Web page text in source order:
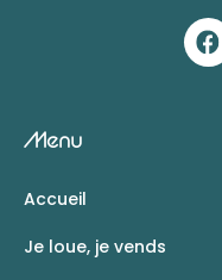
Menu
Accueil
Je loue, je vends